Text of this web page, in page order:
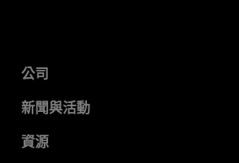
公司
關於 AMD
企業責任
新聞與活動
新聞室
資源